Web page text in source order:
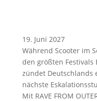
Scooter
19. Juni 2027
Während Scooter im
den größten Festivals
zündet Deutschlands
nächste
Mit RAVE FROM